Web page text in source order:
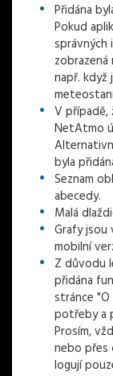
Přidána
Pokud
správných
např.
V případě,
NetAtmo
byla
Seznam
abecedy.
Malá
Grafy jsou
mobilní
Z důvodu
přidána
stránce
potřeby a
Prosím,
nebo přes
logují